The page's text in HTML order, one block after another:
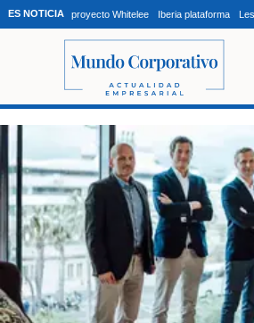
ES NOTICIA proyecto Whitelee Iberia plataforma